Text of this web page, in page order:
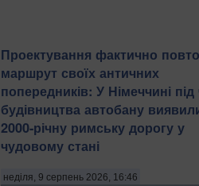
Проектування фактично
маршрут своїх античних
попередників: У Німеччині під
будівництва автобану
2000-річну римську дорогу у
чудовому стані
неділя, 9 серпень 2026, 16:46